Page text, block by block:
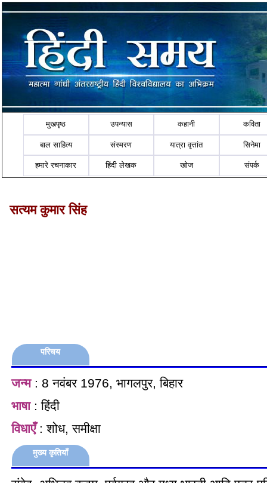
मुखपृष्ठ उपन्यास कहानी कविता
बाल साहित्य संस्मरण यात्रा वृत्तांत सिनेमा
हमारे रचनाकार हिंदी लेखक खोज संपर्क
सत्यम कुमार सिंह
परिचय
जन्म: 8 नवंबर 1976, भागलपुर, बिहार
भाषा: हिंदी
विधाएँ: शोध, समीक्षा
मुख्य कृतियाँ